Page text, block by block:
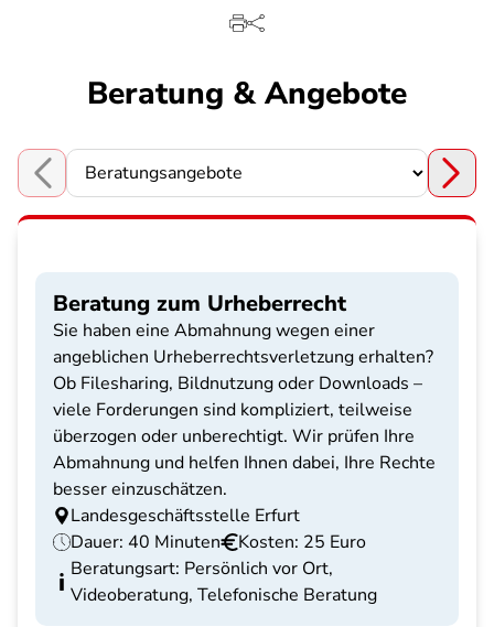
Beratung & Angebote
Choose a section
Beratung zum Urheberrecht
Sie haben eine Abmahnung wegen einer
angeblichen Urheberrechtsverletzung erhalten?
Ob Filesharing, Bildnutzung oder Downloads –
viele Forderungen sind kompliziert, teilweise
überzogen oder unberechtigt. Wir prüfen Ihre
Abmahnung und helfen Ihnen dabei, Ihre Rechte
besser einzuschätzen.
Landesgeschäftsstelle Erfurt
Dauer: 40 Minuten
Kosten: 25 Euro
Beratungsart: Persönlich vor Ort,
Videoberatung, Telefonische Beratung